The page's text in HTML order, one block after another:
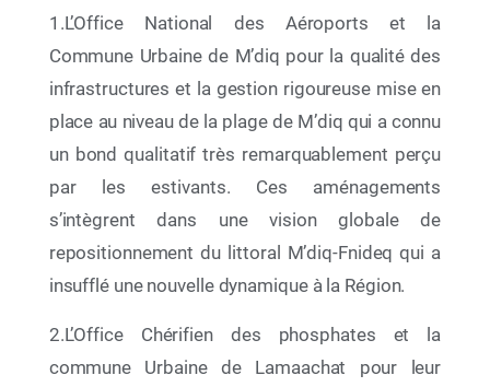
Ne plus afficher
Exposition JRE à LAAYOUNE
1.L’Office National des Aéroports et la
Commune Urbaine de M’diq pour la qualité des
infrastructures et la gestion rigoureuse mise en
place au niveau de la plage de M’diq qui a connu
un bond qualitatif très remarquablement perçu
par les estivants. Ces aménagements
s’intègrent dans une vision globale de
repositionnement du littoral M’diq-Fnideq qui a
insufflé une nouvelle dynamique à la Région.
2.L’Office Chérifien des phosphates et la
commune Urbaine de Lamaachat pour leur